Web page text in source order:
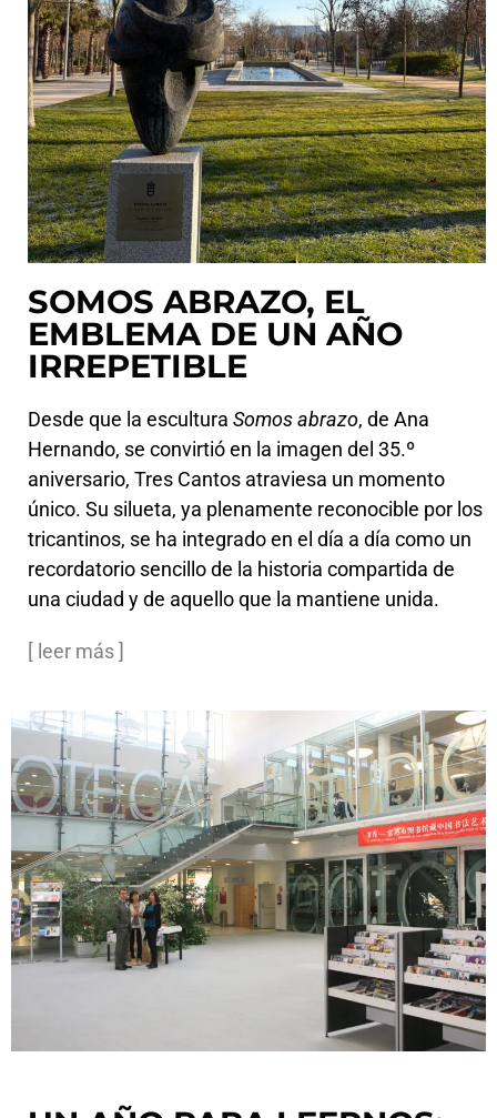
SOMOS ABRAZO, EL
EMBLEMA DE UN AÑO
IRREPETIBLE
Desde que la escultura Somos abrazo, de Ana
Hernando, se convirtió en la imagen del 35.º
aniversario, Tres Cantos atraviesa un momento
único. Su silueta, ya plenamente reconocible por los
tricantinos, se ha integrado en el día a día como un
recordatorio sencillo de la historia compartida de
una ciudad y de aquello que la mantiene unida.
[ leer más ]